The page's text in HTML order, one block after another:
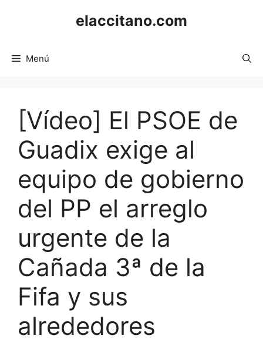
elaccitano.com
Menú
[Vídeo] El PSOE de
Guadix exige al
equipo de gobierno
del PP el arreglo
urgente de la
Cañada 3ª de la
Fifa y sus
alrededores